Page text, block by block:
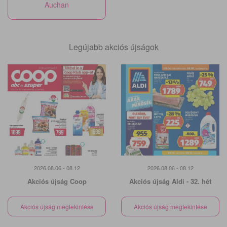
Auchan
Legújabb akciós újságok
2026.08.06 - 08.12
Akciós újság Coop
Akciós újság megtekintése
2026.08.06 - 08.12
Akciós újság Aldi - 32. hét
Akciós újság megtekintése